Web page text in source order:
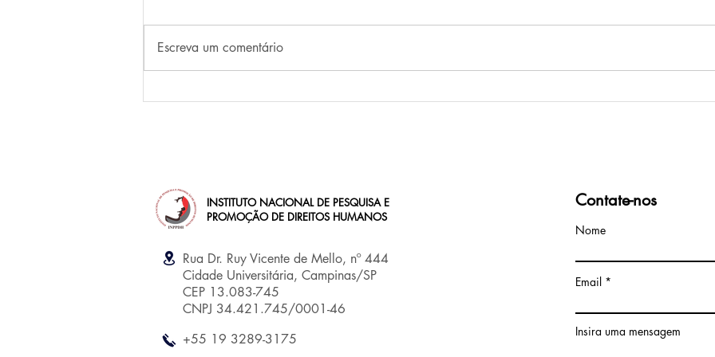
Escreva um comentário
INSTITUTO NACIONAL DE PESQUISA E
PROMOÇÃO DE DIREITOS HUMANOS
Rua Dr. Ruy Vicente de Mello, nº 444
Cidade Universitária, Campinas/SP
CEP 13.083-745
CNPJ 34.421.745/0001-46
+55 19 3289-3175
Contate-nos
Nome
Email
Insira uma mensagem